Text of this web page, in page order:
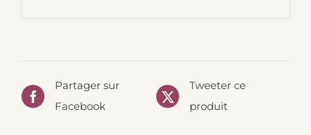
Partager sur
Facebook
Tweeter ce
produit